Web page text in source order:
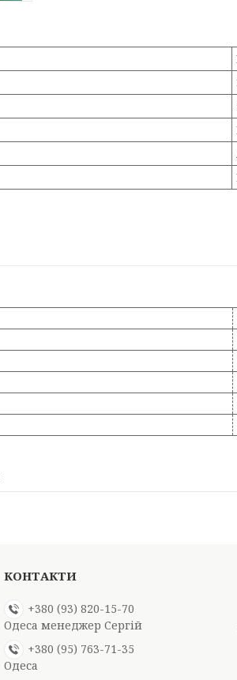
+380 (93) 820-15-70
Одеса менеджер Сергій
+380 (95) 763-71-35
Одеса